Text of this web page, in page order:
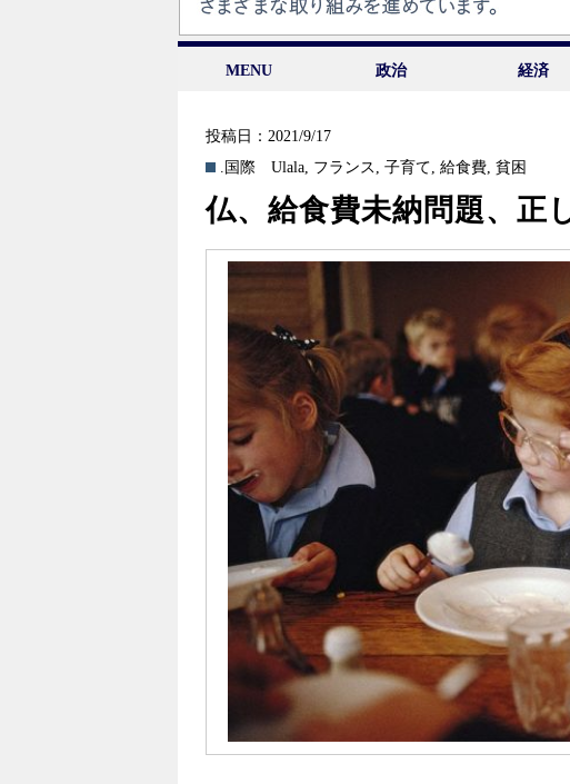
MENU 政治 経済
投稿日：2021/9/17
.国際
Ulala, フランス ,子育て,給食費,貧困
仏、給食費未納問題、正